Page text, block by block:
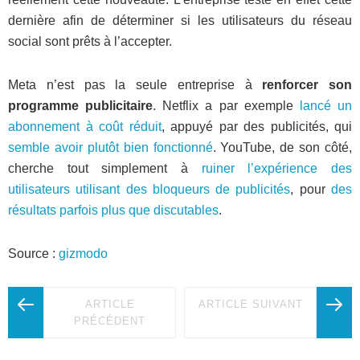
dernière afin de déterminer si les utilisateurs du réseau
social sont prêts à l’accepter.
Meta n’est pas la seule entreprise à renforcer son
programme publicitaire. Netflix a par exemple
lancé un
abonnement à coût réduit, appuyé par des publicités, qui
semble avoir plutôt bien fonctionné. YouTube, de son côté,
cherche tout simplement à ruiner l’expérience des
utilisateurs utilisant des bloqueurs de publicités, pourdes
résultats parfois plus que discutables.
Source : gizmodo
ARTICLE
PRÉCÉDENT
ARTICLE SUIVANT